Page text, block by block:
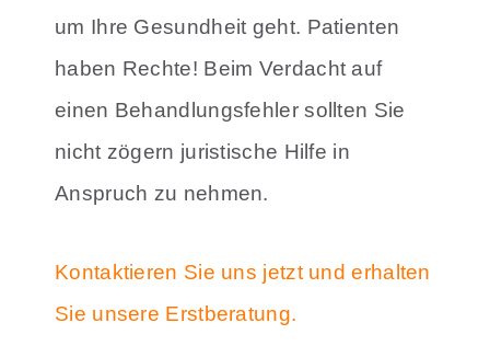
um Ihre Gesundheit geht. Patienten
haben Rechte! Beim Verdacht auf
einen Behandlungsfehler sollten Sie
nicht zögern juristische Hilfe in
Anspruch zu nehmen.
Kontaktieren Sie uns jetzt und erhalten
Sie unsere Erstberatung.